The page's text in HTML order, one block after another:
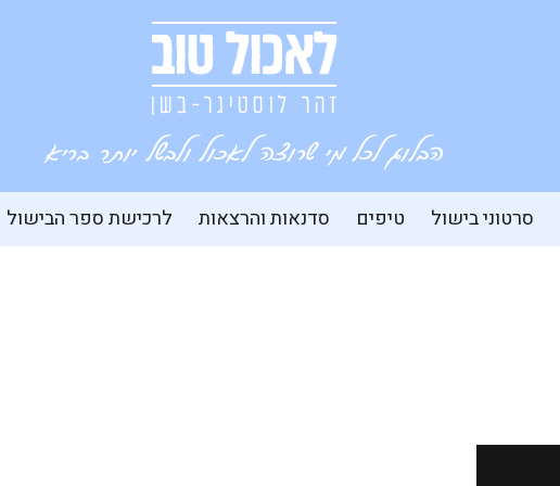
סרטוני בישול טיפים סדנאות והרצאות לרכישת ספר הבישול